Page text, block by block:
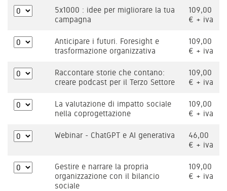
5x1000 : idee per migliorare la tua
campagna
109,00
€ + iva
Anticipare i futuri. Foresight e
trasformazione organizzativa
109,00
€ + iva
Raccontare storie che contano:
creare podcast per il Terzo Settore
109,00
€ + iva
La valutazione di impatto sociale
nella coprogettazione
109,00
€ + iva
Webinar - ChatGPT e AI generativa
46,00
€ + iva
Gestire e narrare la propria
organizzazione con il bilancio
sociale
109,00
€ + iva